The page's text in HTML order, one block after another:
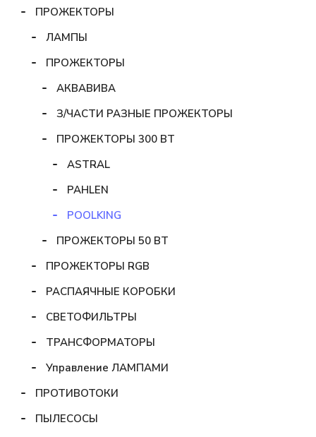
ПРОЖЕКТОРЫ
ЛАМПЫ
ПРОЖЕКТОРЫ
АКВАВИВА
З/ЧАСТИ РАЗНЫЕ ПРОЖЕКТОРЫ
ПРОЖЕКТОРЫ 300 ВТ
ASTRAL
PAHLEN
POOLKING
ПРОЖЕКТОРЫ 50 ВТ
ПРОЖЕКТОРЫ RGB
РАСПАЯЧНЫЕ КОРОБКИ
СВЕТОФИЛЬТРЫ
ТРАНСФОРМАТОРЫ
Управление ЛАМПАМИ
ПРОТИВОТОКИ
ПЫЛЕСОСЫ